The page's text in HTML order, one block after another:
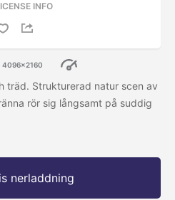
INFO
4096x2160
träd. Strukturerad natur scen av
rör sig långsamt på suddig
nerladdning